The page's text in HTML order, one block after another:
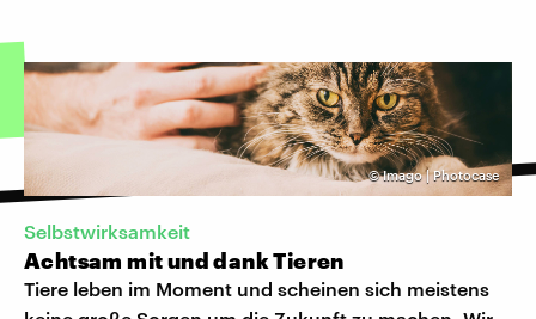
©Imago | Photocase
Selbstwirksamkeit
Achtsam mit und dank Tieren
Tiere leben im Moment und scheinen sich meistens